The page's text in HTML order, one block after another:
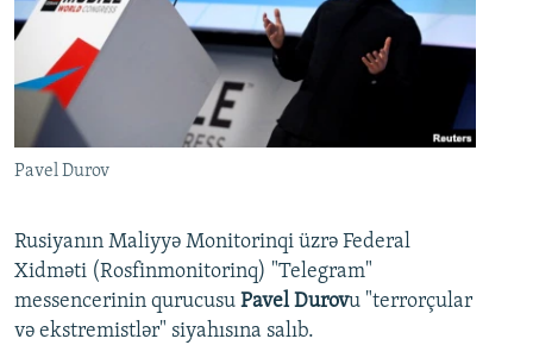
Pavel Durov
Rusiyanın Maliyyə Monitorinqi üzrə Federal
Xidməti (Rosfinmonitorinq) "Telegram"
messencerinin qurucusu Pavel Durovu "terrorçular
və ekstremistlər" siyahısına salıb.